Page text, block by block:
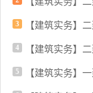
3 【建筑实务】
4 【建筑实务】
5 【建筑实务】